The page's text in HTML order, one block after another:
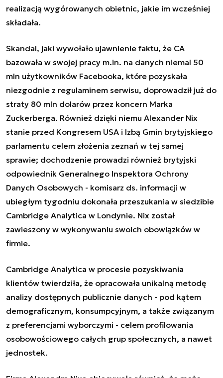
realizacją wygórowanych obietnic, jakie im wcześniej
składała.
Skandal, jaki wywołało ujawnienie faktu, że CA
bazowała w swojej pracy m.in. na danych niemal 50
mln użytkowników Facebooka, które pozyskała
niezgodnie z regulaminem serwisu, doprowadził już do
straty 80 mln dolarów przez koncern Marka
Zuckerberga. Również dzięki niemu Alexander Nix
stanie przed Kongresem USA i Izbą Gmin brytyjskiego
parlamentu celem złożenia zeznań w tej samej
sprawie; dochodzenie prowadzi również brytyjski
odpowiednik Generalnego Inspektora Ochrony
Danych Osobowych - komisarz ds. informacji w
ubiegłym tygodniu dokonała przeszukania w siedzibie
Cambridge Analytica w Londynie. Nix został
zawieszony w wykonywaniu swoich obowiązków w
firmie.
Cambridge Analytica w procesie pozyskiwania
klientów twierdziła, że opracowała unikalną metodę
analizy dostępnych publicznie danych - pod kątem
demograficznym, konsumpcyjnym, a także związanym
z preferencjami wyborczymi - celem profilowania
osobowościowego całych grup społecznych, a nawet
jednostek.